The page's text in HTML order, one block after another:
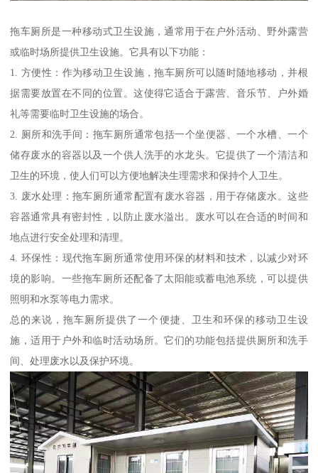
拖车厕所是一种移动式卫生设施，通常用于在户外活动、野外露营
或临时场所提供卫生设施。它具有以下功能：
1. 方便性：作为移动卫生设施，拖车厕所可以随时随地移动，并根
据需要放置在不同的位置。这使得它适合于露营、音乐节、户外婚
礼等需要临时卫生设施的场合。
2. 厕所和洗手间：拖车厕所通常包括一个坐便器、一个水槽、一个
储存废水的容器以及一个供人洗手的水龙头。它提供了一个清洁和
卫生的环境，使人们可以方便地解决生理需求和保持个人卫生。
3. 废水处理：拖车厕所通常配置有废水容器，用于存储废水。这些
容器通常具有密封性，以防止废水溢出。废水可以在合适的时间和
地点进行安全处理和清理。
4. 环保性：现代拖车厕所通常使用环保的材料和技术，以减少对环
境的影响。一些拖车厕所还配备了太阳能或蓄电池系统，可以提供
照明和水泵等电力需求。
总的来说，拖车厕所提供了一个便捷、卫生和环保的移动卫生设
施，适用于户外和临时活动场所。它们的功能包括提供厕所和洗手
间、处理废水以及保护环境。